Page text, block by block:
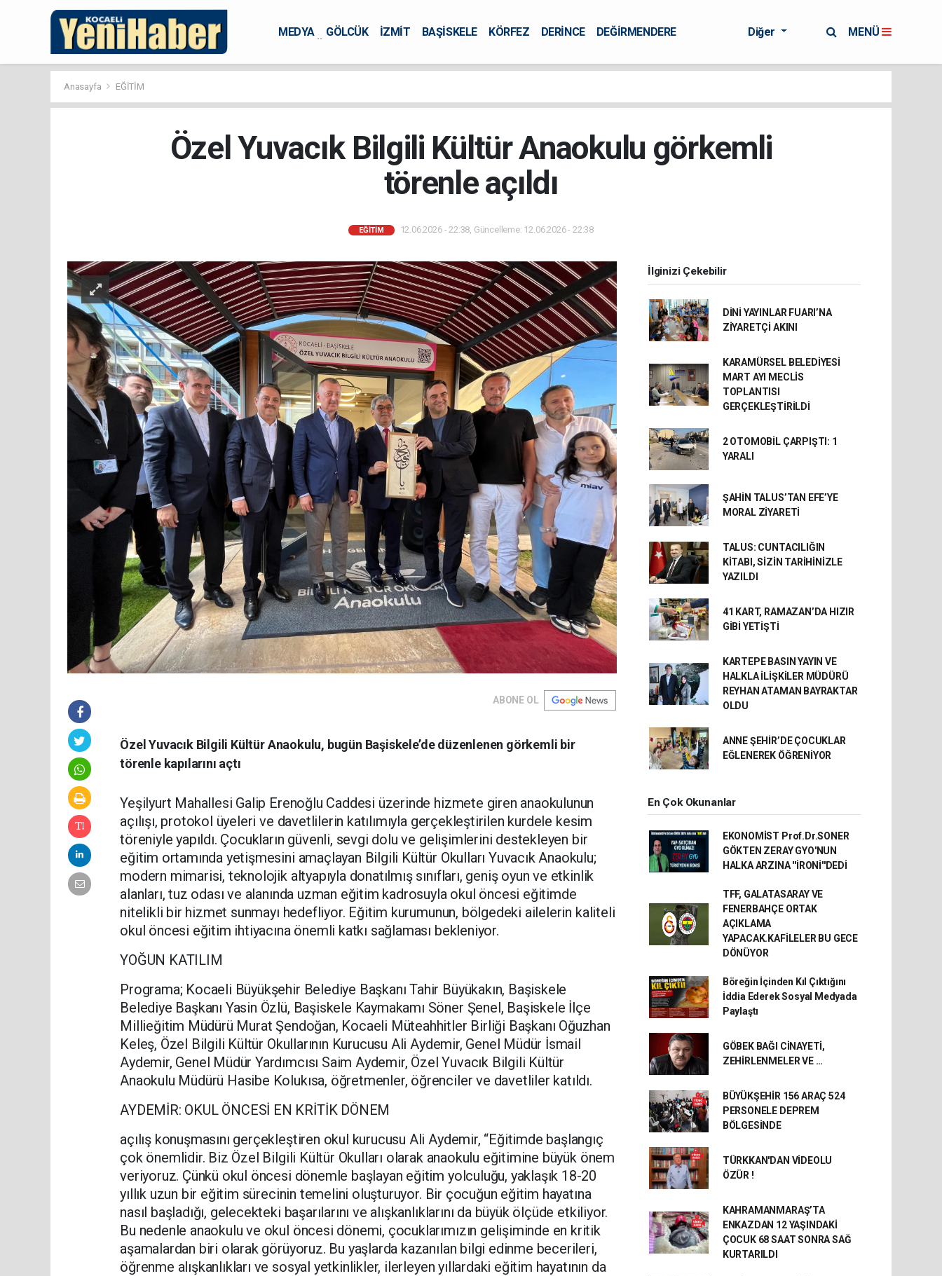
MEDYA GÖLCÜK İZMİT BAŞİSKELE KÖRFEZ DERİNCE
DEĞİRMENDERE
Diğer MENÜ
Anasayfa EĞİTİM
Özel Yuvacık Bilgili Kültür Anaokulu görkemli
törenle açıldı
EĞİTİM 12.06.2026 - 22:38, Güncelleme: 12.06.2026 - 22:38
ABONE OL
Özel Yuvacık Bilgili Kültür Anaokulu, bugün Başiskele’de düzenlenen görkemli bir
törenle kapılarını açtı
Yeşilyurt Mahallesi Galip Erenoğlu Caddesi üzerinde hizmete giren anaokulunun
açılışı, protokol üyeleri ve davetlilerin katılımıyla gerçekleştirilen kurdele kesim
töreniyle yapıldı. Çocukların güvenli, sevgi dolu ve gelişimlerini destekleyen bir
eğitim ortamında yetişmesini amaçlayan Bilgili Kültür Okulları Yuvacık Anaokulu;
modern mimarisi, teknolojik altyapıyla donatılmış sınıfları, geniş oyun ve etkinlik
alanları, tuz odası ve alanında uzman eğitim kadrosuyla okul öncesi eğitimde
nitelikli bir hizmet sunmayı hedefliyor. Eğitim kurumunun, bölgedeki ailelerin kaliteli
okul öncesi eğitim ihtiyacına önemli katkı sağlaması bekleniyor.
YOĞUN KATILIM
Programa; Kocaeli Büyükşehir Belediye Başkanı Tahir Büyükakın, Başiskele
Belediye Başkanı Yasin Özlü, Başiskele Kaymakamı Söner Şenel, Başiskele İlçe
Millieğitim Müdürü Murat Şendoğan, Kocaeli Müteahhitler Birliği Başkanı Oğuzhan
Keleş, Özel Bilgili Kültür Okullarının Kurucusu Ali Aydemir, Genel Müdür İsmail
Aydemir, Genel Müdür Yardımcısı Saim Aydemir, Özel Yuvacık Bilgili Kültür
Anaokulu Müdürü Hasibe Kolukısa, öğretmenler, öğrenciler ve davetliler katıldı.
AYDEMİR: OKUL ÖNCESİ EN KRİTİK DÖNEM
açılış konuşmasını gerçekleştiren okul kurucusu Ali Aydemir, “Eğitimde başlangıç
çok önemlidir. Biz Özel Bilgili Kültür Okulları olarak anaokulu eğitimine büyük önem
veriyoruz. Çünkü okul öncesi dönemle başlayan eğitim yolculuğu, yaklaşık 18-20
yıllık uzun bir eğitim sürecinin temelini oluşturuyor. Bir çocuğun eğitim hayatına
nasıl başladığı, gelecekteki başarılarını ve alışkanlıklarını da büyük ölçüde etkiliyor.
Bu nedenle anaokulu ve okul öncesi dönemi, çocuklarımızın gelişiminde en kritik
aşamalardan biri olarak görüyoruz. Bu yaşlarda kazanılan bilgi edinme becerileri,
öğrenme alışkanlıkları ve sosyal yetkinlikler, ilerleyen yıllardaki eğitim hayatının da
İlginizi Çekebilir
DİNİ YAYINLAR FUARI’NA
ZİYARETÇİ AKINI
KARAMÜRSEL BELEDİYESİ
MART AYI MECLİS
TOPLANTISI
GERÇEKLEŞTİRİLDİ
2 OTOMOBİL ÇARPIŞTI: 1
YARALI
ŞAHİN TALUS’TAN EFE’YE
MORAL ZİYARETİ
TALUS: CUNTACILIĞIN
KİTABI, SİZİN TARİHİNİZLE
YAZILDI
41 KART, RAMAZAN’DA HIZIR
GİBİ YETİŞTİ
KARTEPE BASIN YAYIN VE
HALKLA İLİŞKİLER MÜDÜRÜ
REYHAN ATAMAN BAYRAKTAR
OLDU
ANNE ŞEHİR’DE ÇOCUKLAR
EĞLENEREK ÖĞRENİYOR
En Çok Okunanlar
EKONOMİST Prof.Dr.SONER
GÖKTEN ZERAY GYO'NUN
HALKA ARZINA ''İRONİ''DEDİ
TFF, GALATASARAY VE
FENERBAHÇE ORTAK
AÇIKLAMA
YAPACAK.KAFİLELER BU GECE
DÖNÜYOR
Böreğin İçinden Kıl Çıktığını
İddia Ederek Sosyal Medyada
Paylaştı
GÖBEK BAĞI CİNAYETİ,
ZEHİRLENMELER VE …
BÜYÜKŞEHİR 156 ARAÇ 524
PERSONELE DEPREM
BÖLGESİNDE
TÜRKKAN'DAN VİDEOLU
ÖZÜR !
KAHRAMANMARAŞ’TA
ENKAZDAN 12 YAŞINDAKİ
ÇOCUK 68 SAAT SONRA SAĞ
KURTARILDI